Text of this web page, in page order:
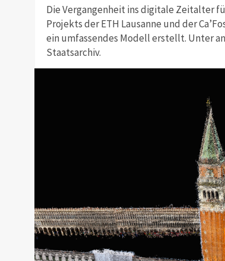
Die Vergangenheit ins digitale Zeitalter
Projekts der ETH Lausanne und der
ein umfassendes Modell erstellt. Unter
Staatsarchiv.